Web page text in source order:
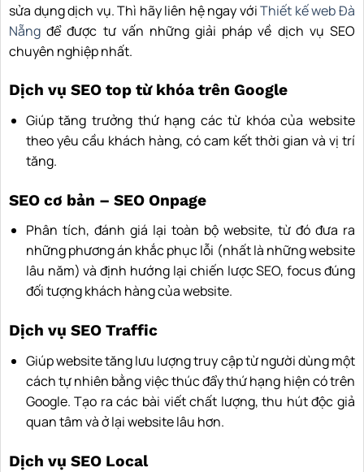
sửa dụng dịch vụ. Thì hãy liên hệ ngay vớiThiết kế web Đà
Nẵng để được tư vấn những giải pháp về dịch vụ SEO
chuyên nghiệp nhất.
Dịch vụ SEO top từ khóa trên Google
Giúp tăng trưởng thứ hạng các từ khóa của website
theo yêu cầu khách hàng, có cam kết thời gian và vị trí
tăng.
SEO cơ bản – SEO Onpage
Phân tích, đánh giá lại toàn bộ website, từ đó đưa ra
những phương án khắc phục lỗi (nhất là những website
lâu năm) và định hướng lại chiến lược SEO, focus đúng
đối tượng khách hàng của website.
Dịch vụ SEO Traffic
Giúp website tăng lưu lượng truy cập từ người dùng một
cách tự nhiên bằng việc thúc đẩy thứ hạng hiện có trên
Google. Tạo ra các bài viết chất lượng, thu hút độc giả
quan tâm và ở lại website lâu hơn.
Dịch vụ SEO Local